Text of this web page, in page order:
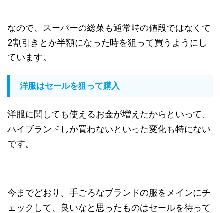
なので、スーパーの総菜も通常時の値段ではなくて
2割引きとか半額になった時を狙って買うようにし
ています。
洋服はセールを狙って購入
洋服に関しても使えるお金が増えたからといって、
ハイブランドしか買わないといった変化も特にない
です。
今までどおり、手ごろなブランドの服をメインにチ
ェックして、良いなと思ったものはセールを待って